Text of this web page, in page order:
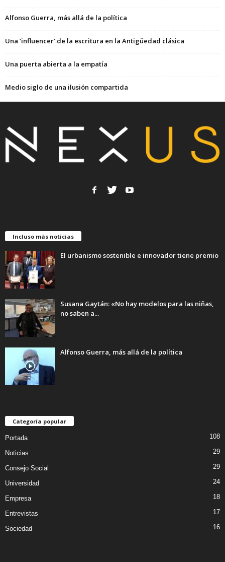
Alfonso Guerra, más allá de la política
Una ‘influencer’ de la escritura en la Antigüedad clásica
Una puerta abierta a la empatía
Medio siglo de una ilusión compartida
Incluso más noticias
El urbanismo sostenible e innovador tiene premio
Susana Gaytán: «No hay modelos para las niñas,
no saben a...
Alfonso Guerra, más allá de la política
Categoría popular
Portada 108
Noticias 29
Consejo Social 29
Universidad 24
Empresa 18
Entrevistas 17
Sociedad 16